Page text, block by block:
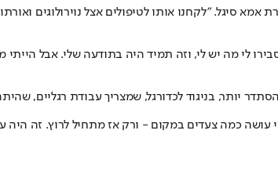
(49), סוכן מכירות. אח לעידן (15) ולגיא (11). "השקענו בו בלי גבול", משחזרת אמא סיגל. "לקחנו אותו לטיפולים
לי מה יש לי, וזה תמיד היה בתודעה שלי. אבל הייתי
קצרות של 60 ו־100 מטר. כשכולם היו מתחילים לרוץ, אני הייתי עושה כמה צעדים במקום - ורק אז